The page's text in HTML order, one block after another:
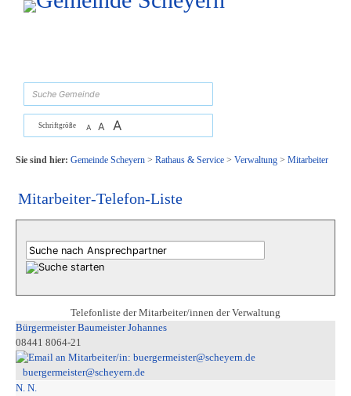
Zum Inhalt, zur Navigationoder zur Startseite springen.
Schriftgröße A A A
Sie sind hier: Gemeinde Scheyern> Rathaus & Service> Verwaltung> Mitarbeiter
Mitarbeiter-Telefon-Liste
Telefonliste der Mitarbeiter/innen der Verwaltung
Bürgermeister Baumeister Johannes
08441 8064-21
buergermeister@scheyern.de
N. N.